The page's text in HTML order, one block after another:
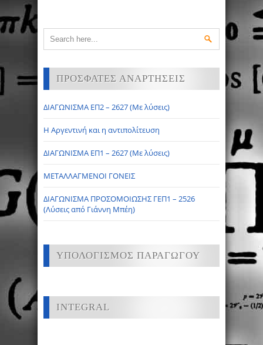
ΠΡΟΣΦΑΤΕΣ ΑΝΑΡΤΗΣΕΙΣ
ΔΙΑΓΩΝΙΣΜΑ ΕΠ2 – 2627 (Με λύσεις)
Η Αργεντινή και η αντιπολίτευση
ΔΙΑΓΩΝΙΣΜΑ ΕΠ1 – 2627 (Με λύσεις)
ΜΕΤΑΛΛΑΓΜΕΝΟΙ ΓΟΝΕΙΣ
ΔΙΑΓΩΝΙΣΜΑ ΠΡΟΣΟΜΟΙΩΣΗΣ ΓΕΠ1 – 2526
(Λύσεις από Γιάννη Μπέη)
ΥΠΟΛΟΓΙΣΜΟΣ ΠΑΡΑΓΩΓΟΥ
INTEGRAL